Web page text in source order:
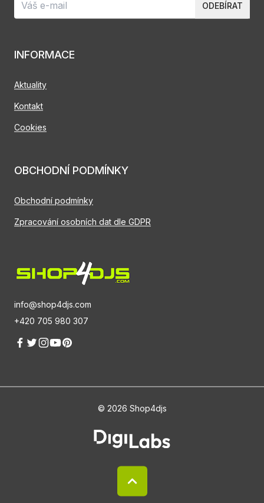
info@shop4djs.com
+420 705 980 307
INFORMACE
Aktuality
Kontakt
Cookies
OBCHODNÍ PODMÍNKY
Obchodní podmínky
Zpracování osobních dat dle GDPR
ODEBÍRAT
© 2026 Shop4djs